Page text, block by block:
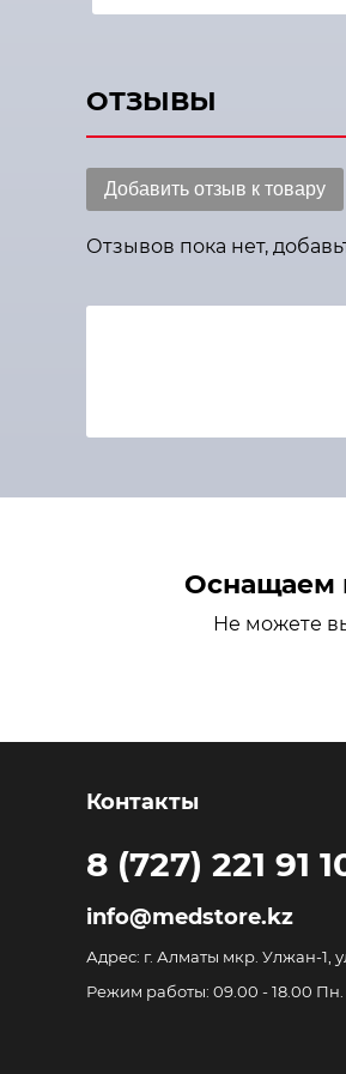
ОТЗЫВЫ
Добавить отзыв к товару
Отзывов пока нет,
Оснащаем
Не можете
Контакты
8 (727) 221 91
info@medstore.kz
Адрес: г. Алматы мкр. Улжан-1,
Режим работы: 09.00 - 18.00 Пн.